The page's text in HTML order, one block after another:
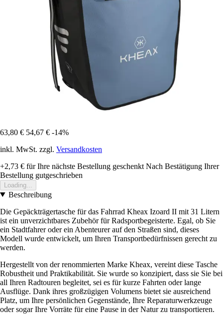
63,80 € 54,67 € -14%
inkl. MwSt. zzgl. Versandkosten
+2,73 € für Ihre nächste Bestellung geschenkt Nach Bestätigung Ihrer
Bestellung gutgeschrieben
Loading...
Beschreibung
Die Gepäckträgertasche für das Fahrrad Kheax Izoard II mit 31 Litern
ist ein unverzichtbares Zubehör für Radsportbegeisterte. Egal, ob Sie
ein Stadtfahrer oder ein Abenteurer auf den Straßen sind, dieses
Modell wurde entwickelt, um Ihren Transportbedürfnissen gerecht zu
werden.
Hergestellt von der renommierten Marke Kheax, vereint diese Tasche
Robustheit und Praktikabilität. Sie wurde so konzipiert, dass sie Sie bei
all Ihren Radtouren begleitet, sei es für kurze Fahrten oder lange
Ausflüge. Dank ihres großzügigen Volumens bietet sie ausreichend
Platz, um Ihre persönlichen Gegenstände, Ihre Reparaturwerkzeuge
oder sogar Ihre Vorräte für eine Pause in der Natur zu transportieren.